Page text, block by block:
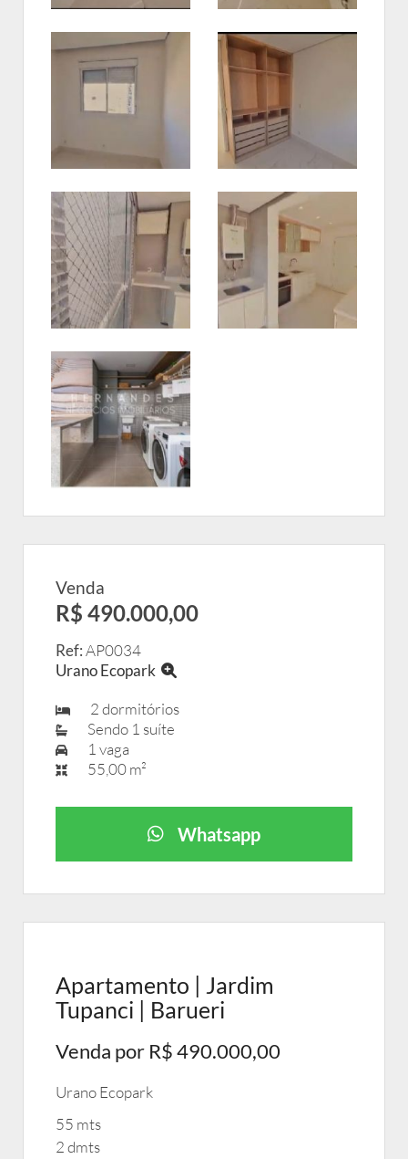
Venda
R$ 490.000,00
Ref:AP0034
Urano Ecopark
2 dormitórios
Sendo 1 suíte
1 vaga
55,00 m²
Whatsapp
Apartamento | Jardim
Tupanci | Barueri
Venda por R$ 490.000,00
Urano Ecopark
55 mts
2 dmts